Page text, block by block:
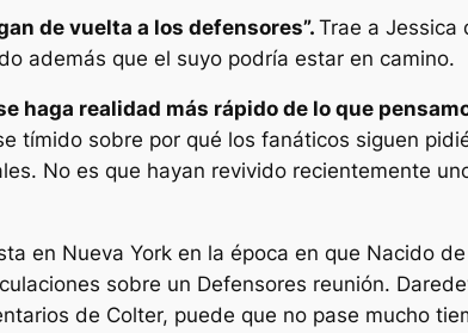
de vuelta a los defensores”.Trae a Jessica
además que el suyo podría estar en camino.
haga realidad más rápido de lo que
tímido sobre por qué los fanáticos siguen
No es que hayan revivido recientemente
en Nueva York en la época en que Nacido
sobre un Defensores reunión.
de Colter, puede que no pase mucho